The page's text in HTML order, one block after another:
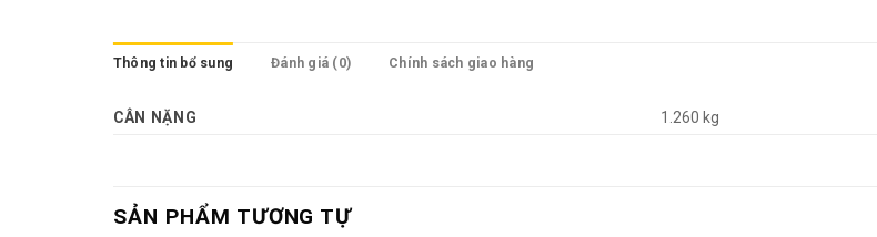
Thông tin bổ sung Đánh giá (0) Chính sách giao hàng
CÂN NẶNG 1.260 kg
SẢN PHẨM TƯƠNG TỰ